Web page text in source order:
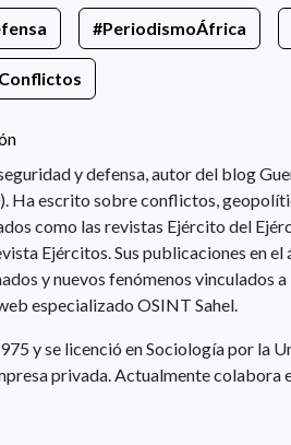
#PeriodismoÁfrica
Conflictos
y defensa, autor del blog
Ha escrito sobre conflictos,
como las revistas Ejército del
Ejércitos. Sus publicaciones en
y nuevos fenómenos vinculados
especializado OSINT Sahel.
y se licenció en Sociología por la
privada. Actualmente colabora